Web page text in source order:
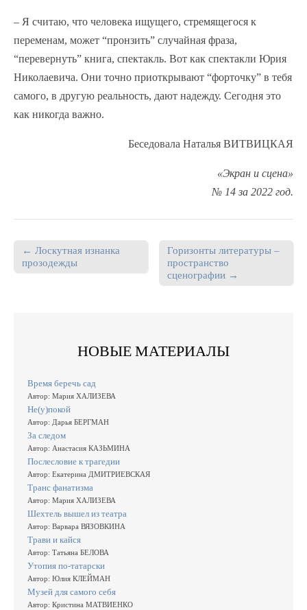
– Я считаю, что человека ищущего, стремящегося к
переменам, может “пронзить” случайная фраза,
“перевернуть” книга, спектакль. Вот как спектакли Юрия
Николаевича. Они точно приоткрывают “форточку” в тебя
самого, в другую реальность, дают надежду. Сегодня это
как никогда важно.
Беседовала Наталья ВИТВИЦКАЯ
«Экран и сцена»
№ 14 за 2022 год.
Post navigation
← Лоскутная изнанка
прозодежды
Горизонты литературы –
пространство
сценографии →
НОВЫЕ МАТЕРИАЛЫ
Время беречь сад
Автор: Мария ХАЛИЗЕВА
Не(у)покой
Автор: Дарья БЕРГМАН
За следом
Автор: Анастасия КАЗЬМИНА
Послесловие к трагедии
Автор: Екатерина ДМИТРИЕВСКАЯ
Транс фанатизма
Автор: Мария ХАЛИЗЕВА
Шехтель вышел из театра
Автор: Варвара ВЯЗОВКИНА
Трави и кайся
Автор: Татьяна БЕЛОВА
Утопия по-татарски
Автор: Юлия КЛЕЙМАН
Музей для самого себя
Автор: Кристина МАТВИЕНКО